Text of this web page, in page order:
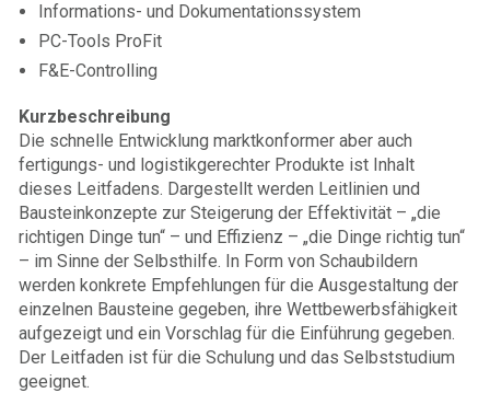
Informations- und Dokumentationssystem
PC-Tools ProFit
F&E-Controlling
Kurzbeschreibung
Die schnelle Entwicklung marktkonformer aber auch
fertigungs- und logistikgerechter Produkte ist Inhalt
dieses Leitfadens. Dargestellt werden Leitlinien und
Bausteinkonzepte zur Steigerung der Effektivität – „die
richtigen Dinge tun“ – und Effizienz – „die Dinge richtig tun“
– im Sinne der Selbsthilfe. In Form von Schaubildern
werden konkrete Empfehlungen für die Ausgestaltung der
einzelnen Bausteine gegeben, ihre Wettbewerbsfähigkeit
aufgezeigt und ein Vorschlag für die Einführung gegeben.
Der Leitfaden ist für die Schulung und das Selbststudium
geeignet.